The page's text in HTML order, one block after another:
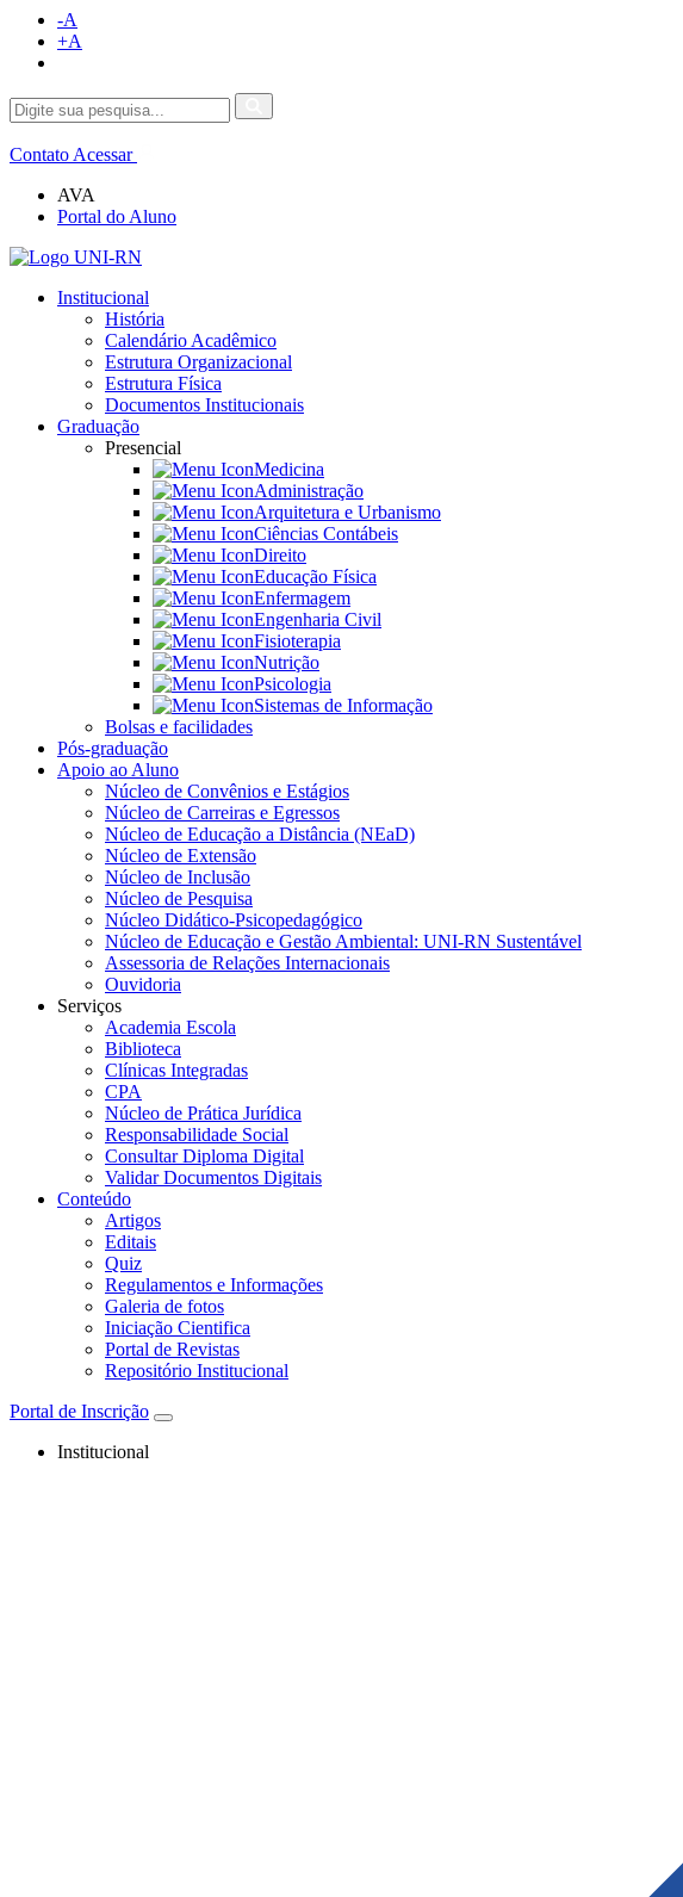
-A
+A
Contato Acessar
AVA
Portal do Aluno
Institucional
História
Calendário Acadêmico
Estrutura Organizacional
Estrutura Física
Documentos Institucionais
Graduação
Presencial
Medicina
Administração
Arquitetura e Urbanismo
Ciências Contábeis
Direito
Educação Física
Enfermagem
Engenharia Civil
Fisioterapia
Nutrição
Psicologia
Sistemas de Informação
Bolsas e facilidades
Pós-graduação
Apoio ao Aluno
Núcleo de Convênios e Estágios
Núcleo de Carreiras e Egressos
Núcleo de Educação a Distância (NEaD)
Núcleo de Extensão
Núcleo de Inclusão
Núcleo de Pesquisa
Núcleo Didático-Psicopedagógico
Núcleo de Educação e Gestão Ambiental: UNI-RN Sustentável
Assessoria de Relações Internacionais
Ouvidoria
Serviços
Academia Escola
Biblioteca
Clínicas Integradas
CPA
Núcleo de Prática Jurídica
Responsabilidade Social
Consultar Diploma Digital
Validar Documentos Digitais
Conteúdo
Artigos
Editais
Quiz
Regulamentos e Informações
Galeria de fotos
Iniciação Cientifica
Portal de Revistas
Repositório Institucional
Portal de Inscrição
Institucional